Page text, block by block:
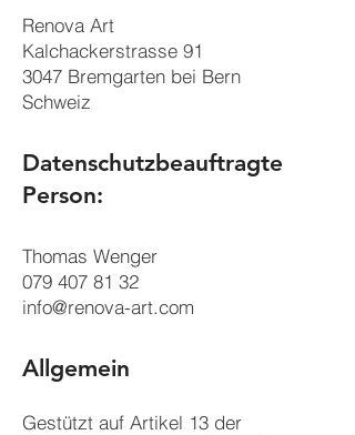
Renova Art
Kalchackerstrasse 91
3047 Bremgarten bei Bern
Schweiz
Datenschutzbeauftragte
Person:
Thomas Wenger
079 407 81 32
info@renova-art.com
Allgemein
Gestützt auf Artikel 13 der